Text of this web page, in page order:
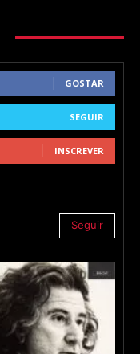
GOSTAR
SEGUIR
INSCREVER
Seguir